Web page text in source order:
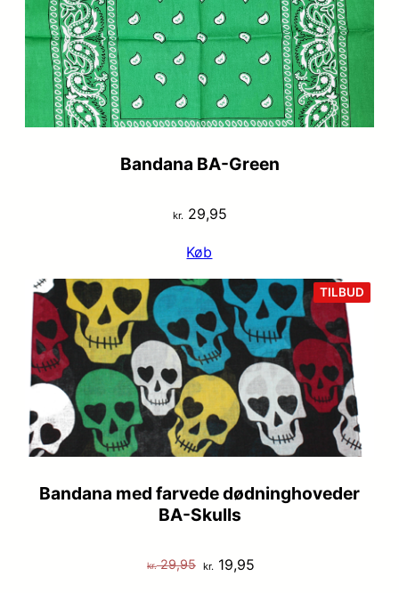
Bandana BA-Green
kr.29,95
Køb
TILBUD
PÅ
Bandana med farvede dødninghoveder
BA-Skulls
kr.29,95 Den
kr. 19,95